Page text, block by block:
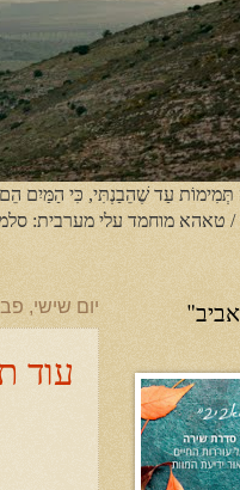
תְּמִימוֹת עַד שֶׁהֵבַנְתִּי, כִּי הַמַּיִם
מוחמד עלי מערבית: סלמאן
יום שישי, פברואר
עוד